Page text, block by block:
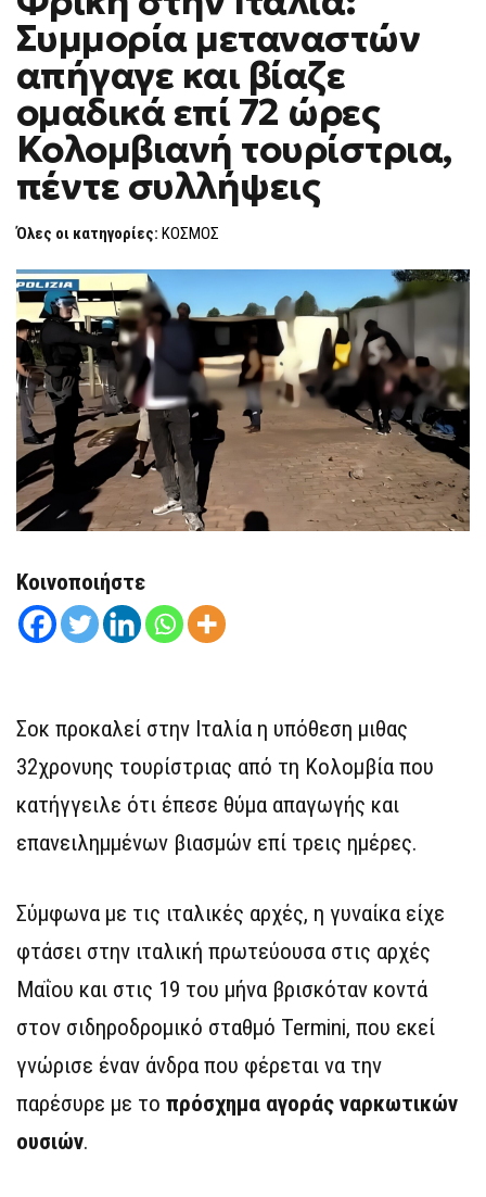
ΣΤΗΝ
ΣΥΜΜΟΡΊΑ
ΜΕΤΑΝΑΣΤΏΝ
ΑΠΉΓΑΓΕ
ΚΑΙ
ΒΊΑΖΕ
ΟΜΑΔΙΚΆ
ΕΠΊ
72
ΏΡΕΣ
ΚΟΛΟΜΒΙΑΝΉ
ΤΟΥΡΊΣΤΡΙΑ,
ΣΥΛΛΉΨΕΙΣ
Συμμορία μεταναστών
απήγαγε και βίαζε
ομαδικά επί 72 ώρες
Κολομβιανή τουρίστρια,
πέντε συλλήψεις
Όλες οι κατηγορίες: ΚΟΣΜΟΣ
Κοινοποιήστε
Σοκ προκαλεί στην Ιταλία η υπόθεση μιθας
32χρονυης τουρίστριας από τη Κολομβία που
κατήγγειλε ότι έπεσε θύμα απαγωγής και
επανειλημμένων βιασμών επί τρεις ημέρες.
Σύμφωνα με τις ιταλικές αρχές, η γυναίκα είχε
φτάσει στην ιταλική πρωτεύουσα στις αρχές
Μαΐου και στις 19 του μήνα βρισκόταν κοντά
στον σιδηροδρομικό σταθμό Termini, που εκεί
γνώρισε έναν άνδρα που φέρεται να την
παρέσυρε με το πρόσχημα αγοράς ναρκωτικών
ουσιών.